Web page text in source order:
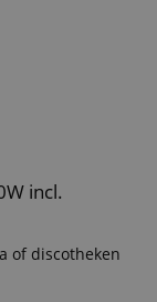
incl.
of discotheken